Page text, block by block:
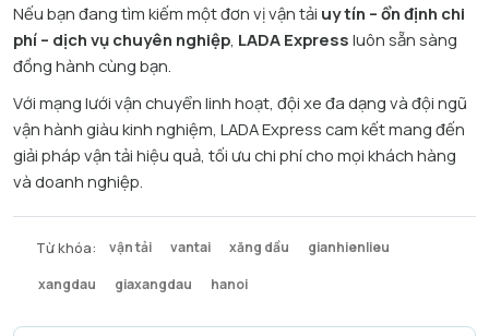
Nếu bạn đang tìm kiếm một đơn vị vận tải uy tín – ổn định chi
phí – dịch vụ chuyên nghiệp, LADA Express luôn sẵn sàng
đồng hành cùng bạn.
Với mạng lưới vận chuyển linh hoạt, đội xe đa dạng và đội ngũ
vận hành giàu kinh nghiệm, LADA Express cam kết mang đến
giải pháp vận tải hiệu quả, tối ưu chi phí cho mọi khách hàng
và doanh nghiệp.
Từ khóa: vận tải vantai xăng dầu
gianhienlieu
xangdau
giaxangdau hanoi